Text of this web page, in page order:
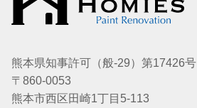
熊本県知事許可（般-29）第17426号
〒860-0053
熊本市西区田崎1丁目5-113